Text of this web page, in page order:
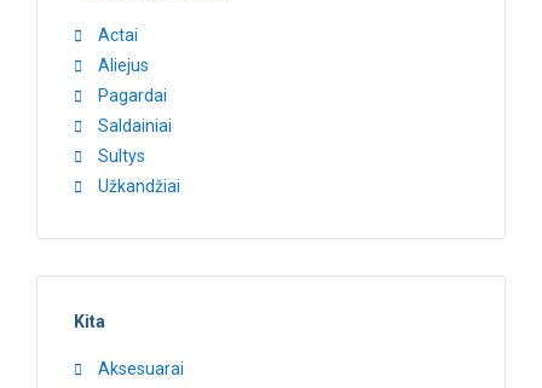
Actai
Aliejus
Pagardai
Saldainiai
Sultys
Užkandžiai
Kita
Aksesuarai